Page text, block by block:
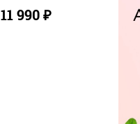
11 990 ₽